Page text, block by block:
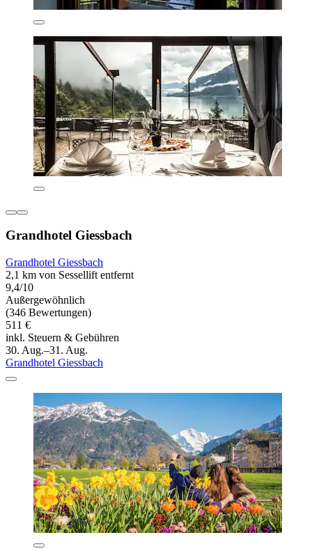
Grandhotel Giessbach
Grandhotel Giessbach
2,1 km von Sessellift entfernt
9,4/10
Außergewöhnlich
(346 Bewertungen)
511 €
inkl. Steuern & Gebühren
30. Aug.–31. Aug.
Grandhotel Giessbach